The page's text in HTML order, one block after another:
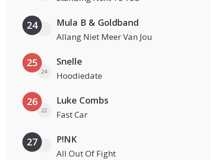
24 Mula B & Goldband
Allang Niet Meer Van Jou
25
24
Snelle
Hoodiedate
26
22
Luke Combs
Fast Car
27 P!NK
All Out Of Fight